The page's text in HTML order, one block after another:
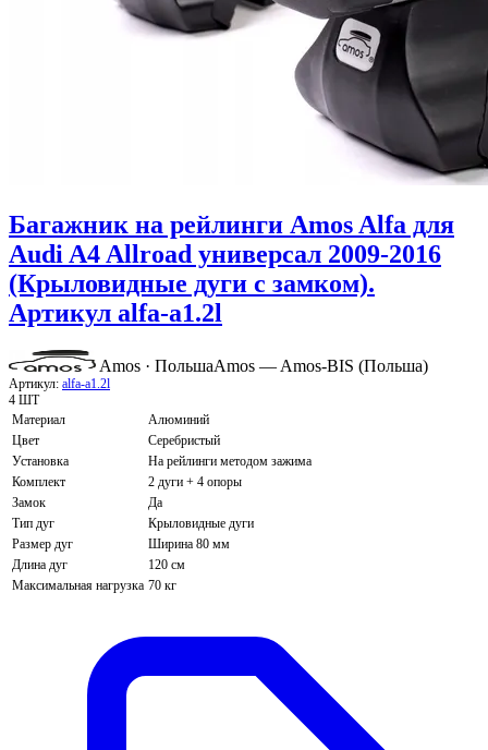
Багажник на рейлинги Amos Alfa для
Audi A4 Allroad универсал 2009-2016
(Крыловидные дуги с замком).
Артикул alfa-a1.2l
Amos · ПольшаAmos — Amos-BIS (Польша)
Артикул: alfa-a1.2l
4 ШТ
Материал
Алюминий
Цвет
Серебристый
Установка
На рейлинги методом зажима
Комплект
2 дуги + 4 опоры
Замок
Да
Тип дуг
Крыловидные дуги
Размер дуг
Ширина 80 мм
Длина дуг
120 см
Максимальная нагрузка 70 кг